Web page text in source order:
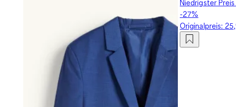
Niedrigster
-27%
Originalpreis: